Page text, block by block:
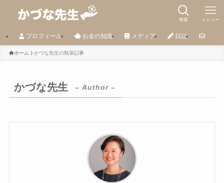
検索 メニュー
プロフィール お金の知識 メディア 日記
ホーム かづな先生の執筆記事
かづな先生 – Author –